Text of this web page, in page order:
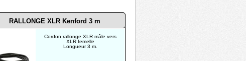
Cordon rallonge XLR mâle vers
XLR femelle
Longueur 3 m.
RALLONGE XLR Kenford 3 m